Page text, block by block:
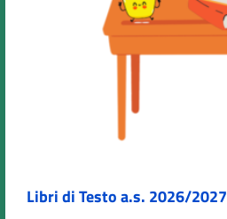
Libri di Testo a.s. 2026/2027